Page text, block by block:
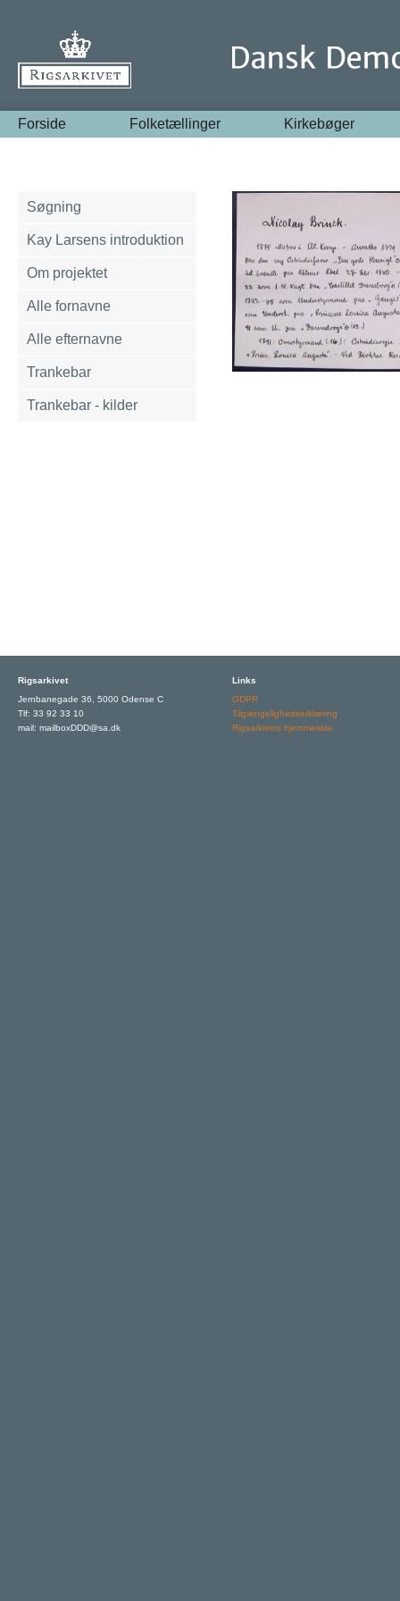
Forside Folketællinger Kirkebøger
Søgning
Kay Larsens introduktion
Om projektet
Alle fornavne
Alle efternavne
Trankebar
Trankebar - kilder
Rigsarkivet
Jernbanegade 36, 5000 Odense C
Tlf: 33 92 33 10
mail: mailboxDDD@sa.dk
Links
GDPR
Tilgængelighedserklæring
Rigsarkivets hjemmeside